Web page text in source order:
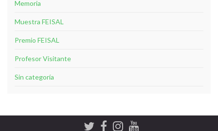
Memoria
Muestra FEISAL
Premio FEISAL
Profesor Visitante
Sin categoría